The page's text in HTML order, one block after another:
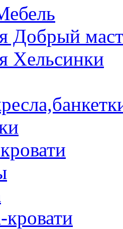
Добрый
Хельсинки
кровати